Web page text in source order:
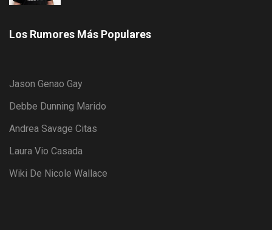
Los Rumores Más Populares
Jason Genao Gay
Debbe Dunning Marido
Andrea Savage Citas
Laura Vio Casada
Wiki De Nicole Wallace